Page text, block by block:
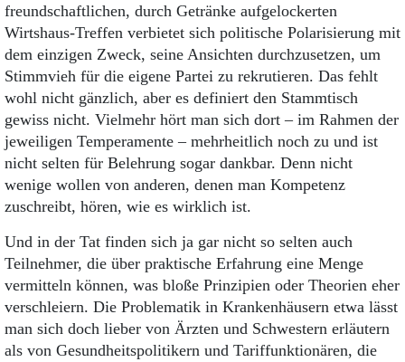
freundschaftlichen, durch Getränke aufgelockerten
Wirtshaus-Treffen verbietet sich politische Polarisierung mit
dem einzigen Zweck, seine Ansichten durchzusetzen, um
Stimmvieh für die eigene Partei zu rekrutieren. Das fehlt
wohl nicht gänzlich, aber es definiert den Stammtisch
gewiss nicht. Vielmehr hört man sich dort – im Rahmen der
jeweiligen Temperamente – mehrheitlich noch zu und ist
nicht selten für Belehrung sogar dankbar. Denn nicht
wenige wollen von anderen, denen man Kompetenz
zuschreibt, hören, wie es wirklich ist.
Und in der Tat finden sich ja gar nicht so selten auch
Teilnehmer, die über praktische Erfahrung eine Menge
vermitteln können, was bloße Prinzipien oder Theorien eher
verschleiern. Die Problematik in Krankenhäusern etwa lässt
man sich doch lieber von Ärzten und Schwestern erläutern
als von Gesundheitspolitikern und Tariffunktionären, die